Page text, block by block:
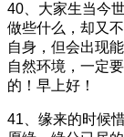
40、大家生当今
做些什么，却又
自身，但会出现
自然环境，一定
的！早上好！
41、缘来的时候